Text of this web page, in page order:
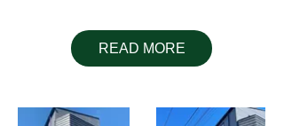
READ MORE